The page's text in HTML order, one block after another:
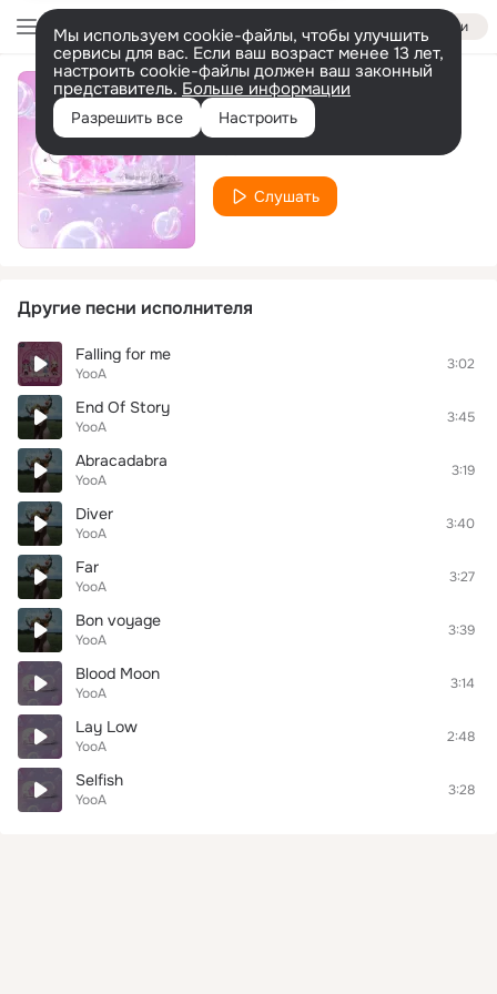
Войти
Мы используем cookie-файлы, чтобы улучшить
сервисы для вас. Если ваш возраст менее 13 лет,
настроить cookie-файлы должен ваш законный
представитель. Больше информации
Разрешить все Настроить
Melody
Слушать
Другие песни исполнителя
Falling for me
YooA
3:02
End Of Story
YooA
3:45
Abracadabra
YooA
3:19
Diver
YooA
3:40
Far
YooA
3:27
Bon voyage
YooA
3:39
Blood Moon
YooA
3:14
Lay Low
YooA
2:48
Selfish
YooA
3:28